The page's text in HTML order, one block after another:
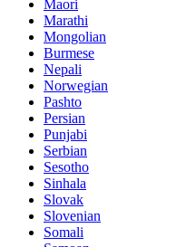
Maori
Marathi
Mongolian
Burmese
Nepali
Norwegian
Pashto
Persian
Punjabi
Serbian
Sesotho
Sinhala
Slovak
Slovenian
Somali